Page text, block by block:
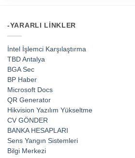
-YARARLI LINKLER
İntel İşlemci Karşılaştırma
TBD Antalya
BGA Sec
BP Haber
Microsoft Docs
QR Generator
Hikvision Yazılım Yükseltme
CV GÖNDER
BANKA HESAPLARI
Sens Yangın Sistemleri
Bilgi Merkezi